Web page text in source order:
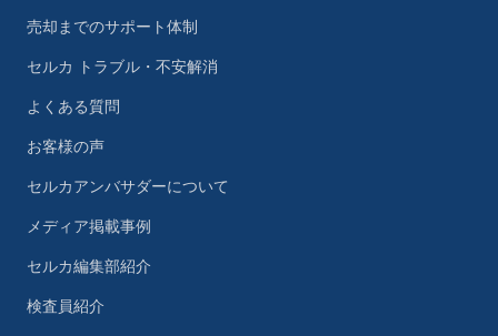
売却までのサポート体制
セルカ トラブル・不安解消
よくある質問
お客様の声
セルカアンバサダーについて
メディア掲載事例
セルカ編集部紹介
検査員紹介